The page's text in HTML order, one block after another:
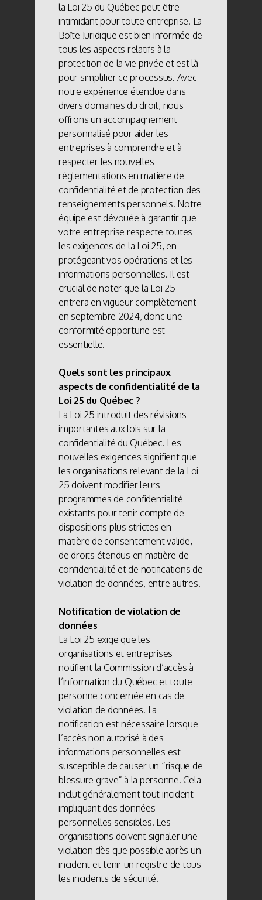
la Loi 25 du Québec peut être
intimidant pour toute entreprise. La
Boîte Juridique est bien informée de
tous les aspects relatifs à la
protection de la vie privée et est là
pour simplifier ce processus. Avec
notre expérience étendue dans
divers domaines du droit, nous
offrons un accompagnement
personnalisé pour aider les
entreprises à comprendre et à
respecter les nouvelles
réglementations en matière de
confidentialité et de protection des
renseignements personnels. Notre
équipe est dévouée à garantir que
votre entreprise respecte toutes
les exigences de la Loi 25, en
protégeant vos opérations et les
informations personnelles. Il est
crucial de noter que la Loi 25
entrera en vigueur complètement
en septembre 2024, donc une
conformité opportune est
essentielle.
Quels sont les principaux
aspects de confidentialité de la
Loi 25 du Québec ?
La Loi 25 introduit des révisions
importantes aux lois sur la
confidentialité du Québec. Les
nouvelles exigences signifient que
les organisations relevant de la Loi
25 doivent modifier leurs
programmes de confidentialité
existants pour tenir compte de
dispositions plus strictes en
matière de consentement valide,
de droits étendus en matière de
confidentialité et de notifications de
violation de données, entre autres.
Notification de violation de
données
La Loi 25 exige que les
organisations et entreprises
notifient la Commission d’accès à
l’information du Québec et toute
personne concernée en cas de
violation de données. La
notification est nécessaire lorsque
l’accès non autorisé à des
informations personnelles est
susceptible de causer un “risque de
blessure grave” à la personne. Cela
inclut généralement tout incident
impliquant des données
personnelles sensibles. Les
organisations doivent signaler une
violation dès que possible après un
incident et tenir un registre de tous
les incidents de sécurité.